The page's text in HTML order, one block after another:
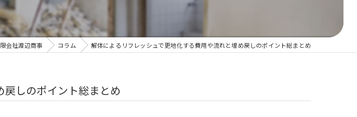
会社渡辺商事 コラム 解体によるリフレッシュで更地化する費用や流れと埋め戻しのポイント総まとめ
しのポイント総まとめ